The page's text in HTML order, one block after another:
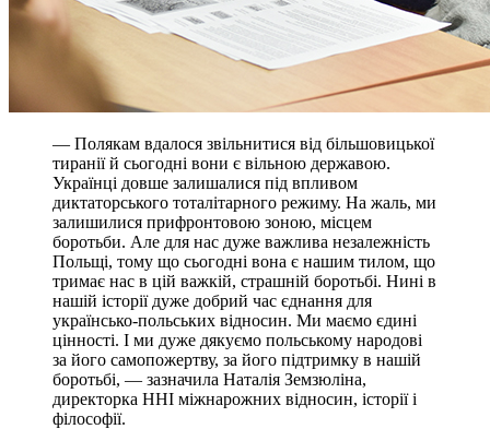
— Полякам вдалося звільнитися від більшовицької
тиранії й сьогодні вони є вільною державою.
Українці довше залишалися під впливом
диктаторського тоталітарного режиму. На жаль, ми
залишилися прифронтовою зоною, місцем
боротьби. Але для нас дуже важлива незалежність
Польщі, тому що сьогодні вона є нашим тилом, що
тримає нас в цій важкій, страшній боротьбі. Нині в
нашій історії дуже добрий час єднання для
українсько-польських відносин. Ми маємо єдині
цінності. І ми дуже дякуємо польському народові
за його самопожертву, за його підтримку в нашій
боротьбі, — зазначила Наталія Земзюліна,
директорка ННІ міжнарожних відносин, історії і
філософії.